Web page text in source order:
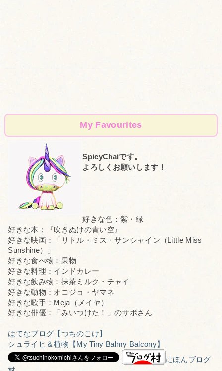
My Favourites
SpicyChaiです。
よろしくお願いします！
好きな色：紫・緑
好きな本：『吹きぬけの青い空』
好きな映画：「リトル・ミス・サンシャイン（Little Miss
Sunshine）」
好きな食べ物：果物
好きな料理：インドカレー
好きな飲み物：抹茶ミルク・チャイ
好きな動物：オコジョ・ヤマネ
好きな歌手：Meja（メイヤ）
好きな俳優：「みいつけた！」のサボさん
はてなブログ【つちのこけ】
シュライヒ＆植物【My Tiny Balmy Balcony】
にほんブログ